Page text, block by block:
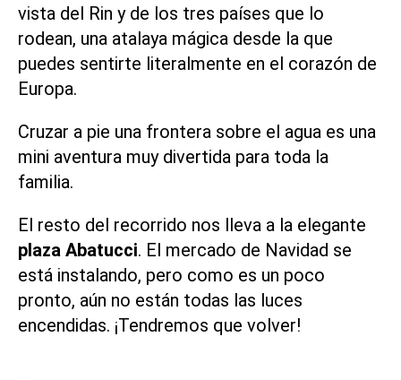
vista del Rin y de los tres países que lo
rodean, una atalaya mágica desde la que
puedes sentirte literalmente en el corazón de
Europa.
Cruzar a pie una frontera sobre el agua es una
mini aventura muy divertida para toda la
familia.
El resto del recorrido nos lleva a la elegante
plaza Abatucci. El mercado de Navidad se
está instalando, pero como es un poco
pronto, aún no están todas las luces
encendidas. ¡Tendremos que volver!